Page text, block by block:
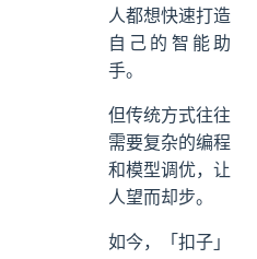
三、技能
四、知识与记忆
六、UI设计能力
七、发布渠道
小结
人都想快速打造
自己的智能助
手。
但传统方式往往
需要复杂的编程
和模型调优，让
人望而却步。
如今，「扣子」